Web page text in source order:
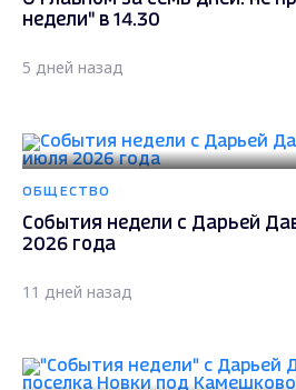
недели" в 14.30
5 дней назад
ОБЩЕСТВО
События недели с Дарьей
2026 года
11 дней назад